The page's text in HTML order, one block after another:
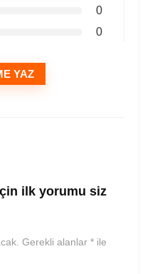
0
0
YAZ
ilk yorumu siz
Gerekli alanlar * ile